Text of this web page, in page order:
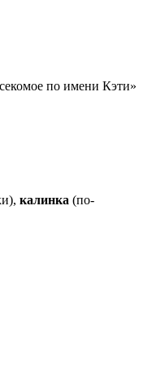
по имени Кэти»
калинка (по-